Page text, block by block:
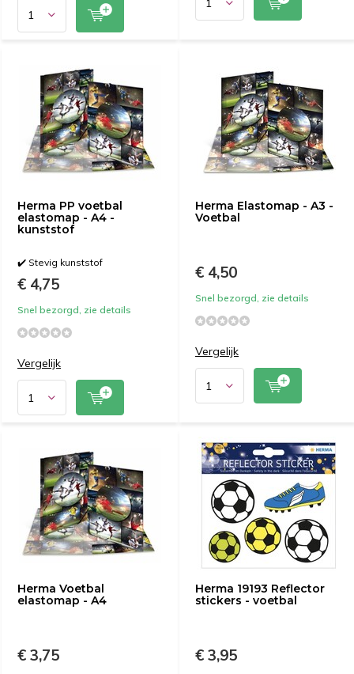
Herma PP voetbal
elastomap - A4 -
kunststof
✔️ Stevig kunststof
€ 4,75
Snel bezorgd, zie details
Vergelijk
Herma Elastomap - A3 -
Voetbal
€ 4,50
Snel bezorgd, zie details
Vergelijk
Herma Voetbal
elastomap - A4
€ 3,75
Herma 19193 Reflector
stickers - voetbal
€ 3,95